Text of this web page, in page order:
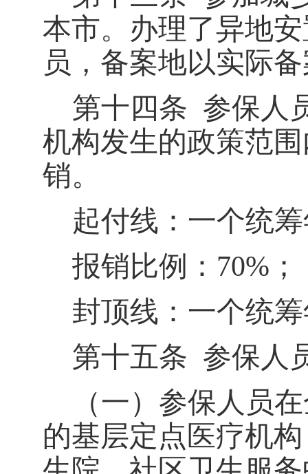
本市。办理了异地
员，备案地以实际
第十四条 参保人
机构发生的政策范
销。
起付线：一个统
报销比例： 70% ；
封顶线：一个统
第十五条 参保人
（一）参保人员
的基层定点医疗机